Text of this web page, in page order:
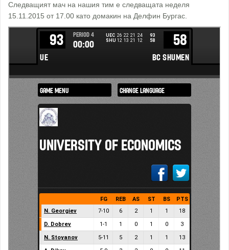
Следващият мач на нашия тим е следващата неделя
15.11.2015 от 17.00 като домакин на Делфин Бургас.